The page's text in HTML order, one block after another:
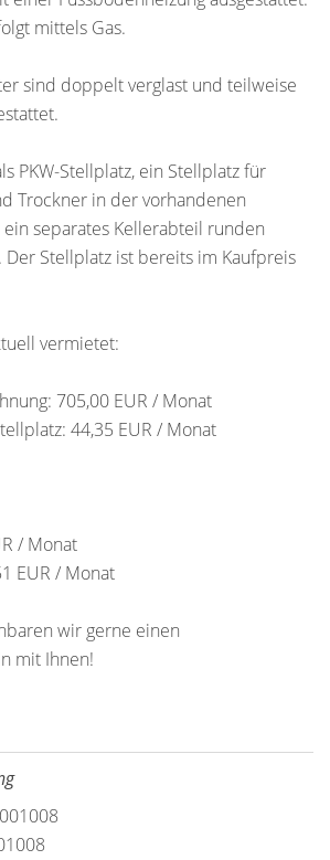
mittels Gas.
sind doppelt verglast und teilweise
PKW-Stellplatz, ein Stellplatz für
Trockner in der vorhandenen
separates Kellerabteil runden
Der Stellplatz ist bereits im Kaufpreis
vermietet:
705,00 EUR / Monat
44,35 EUR / Monat
/ Monat
EUR / Monat
wir gerne einen
mit Ihnen!